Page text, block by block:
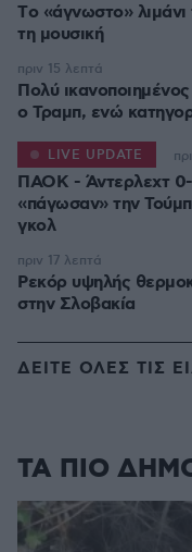
Tο «άγνωστο»
τη μουσική
Πολύ
ο Τραμπ, ενώ
πριν 15 λεπτά
ΠΑΟΚ - Άντερλεχτ 0-
«πάγωσαν» την
γκολ
LIVE UPDATE
Ρεκόρ υψηλής
στην Σλοβακία
πριν 17 λεπτά
ΔΕΙΤΕ ΟΛΕΣ ΤΙΣ
ΤΑ ΠΙΟ